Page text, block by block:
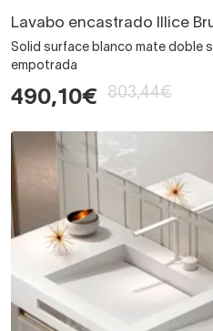
Lavabo encastrado Illice
Solid surface blanco mate doble
empotrada
490,10€ 803,44€